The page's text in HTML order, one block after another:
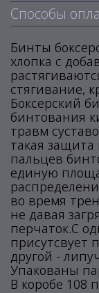
Способы
Бинты
хлопка с
стягивание,
Боксерский
бинтования
травм
такая защита
пальцев
единую
во время
не давая
перчаток.С
присутсвует
другой -
Упакованы
В коробе 108